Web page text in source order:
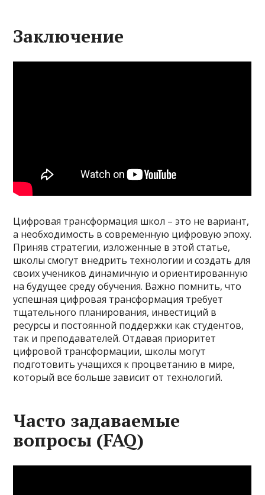
Заключение
Цифровая трансформация школ – это не вариант,
а необходимость в современную цифровую эпоху.
Приняв стратегии, изложенные в этой статье,
школы смогут внедрить технологии и создать для
своих учеников динамичную и ориентированную
на будущее среду обучения. Важно помнить, что
успешная цифровая трансформация требует
тщательного планирования, инвестиций в
ресурсы и постоянной поддержки как студентов,
так и преподавателей. Отдавая приоритет
цифровой трансформации, школы могут
подготовить учащихся к процветанию в мире,
который все больше зависит от технологий.
Часто задаваемые
вопросы (FAQ)